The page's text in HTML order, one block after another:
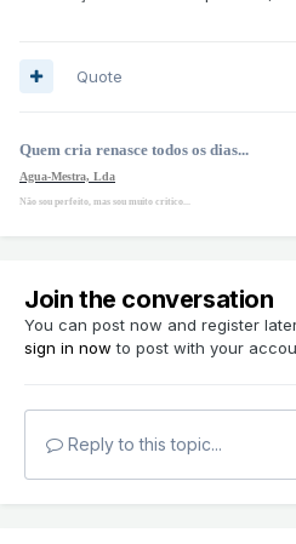
Quote
Quem cria renasce todos os dias...
Agua-Mestra, Lda
Não sou perfeito, mas sou muito critico...
Join the conversation
You can post now and register
sign in now to post with your
Reply to this topic...